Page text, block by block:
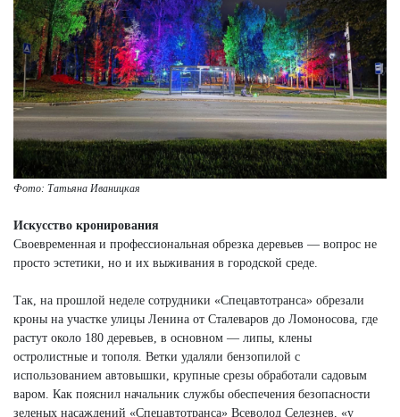
Фото: Татьяна Иваницкая
Искусство кронирования
Своевременная и профессиональная обрезка деревьев — вопрос не
просто эстетики, но и их выживания в городской среде.
Так, на прошлой неделе сотрудники «Спецавтотранса» обрезали
кроны на участке улицы Ленина от Сталеваров до Ломоносова, где
растут около 180 деревьев, в основном — липы, клены
остролистные и тополя. Ветки удаляли бензопилой с
использованием автовышки, крупные срезы обработали садовым
варом. Как пояснил начальник службы обеспечения безопасности
зеленых насаждений «Спецавтотранса» Всеволод Селезнев, «у